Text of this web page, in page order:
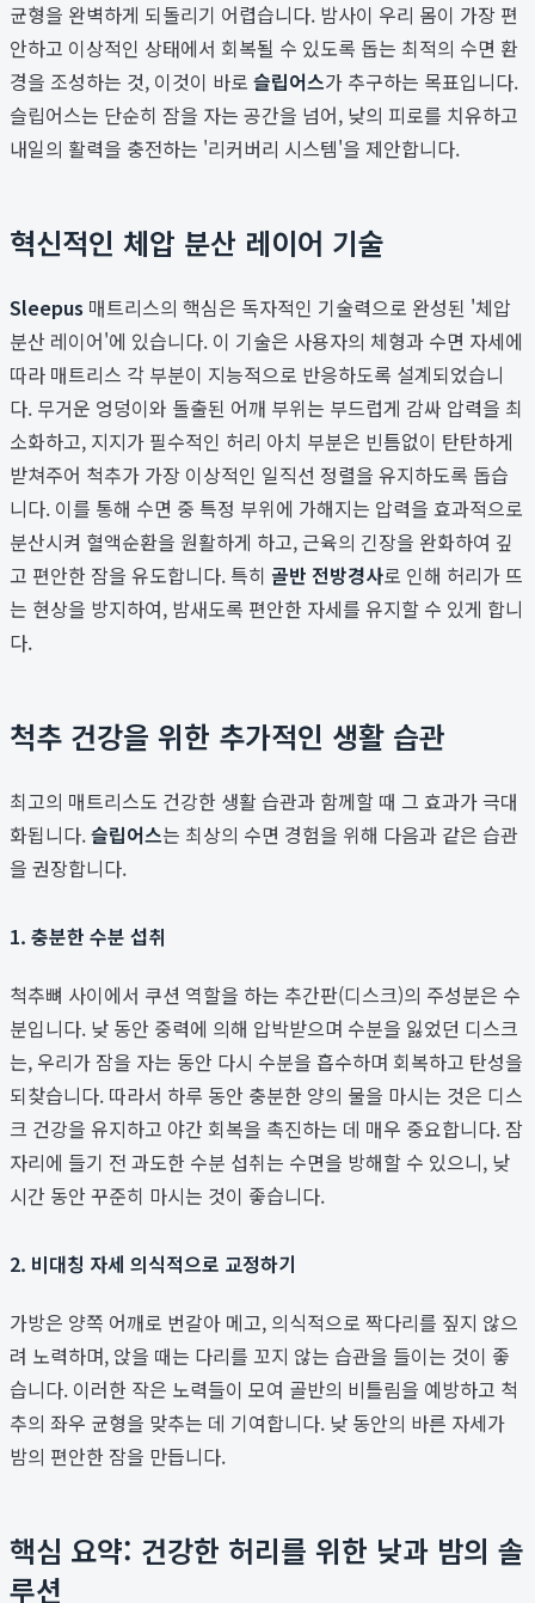
균형을 완벽하게 되돌리기 어렵습니다. 밤사이 우리 몸이 가장 편
안하고 이상적인 상태에서 회복될 수 있도록 돕는 최적의 수면 환
경을 조성하는 것, 이것이 바로 슬립어스가 추구하는 목표입니다.
슬립어스는 단순히 잠을 자는 공간을 넘어, 낮의 피로를 치유하고
내일의 활력을 충전하는 '리커버리 시스템'을 제안합니다.
혁신적인 체압 분산 레이어 기술
Sleepus 매트리스의 핵심은 독자적인 기술력으로 완성된 '체압
분산 레이어'에 있습니다. 이 기술은 사용자의 체형과 수면 자세에
따라 매트리스 각 부분이 지능적으로 반응하도록 설계되었습니
다. 무거운 엉덩이와 돌출된 어깨 부위는 부드럽게 감싸 압력을 최
소화하고, 지지가 필수적인 허리 아치 부분은 빈틈없이 탄탄하게
받쳐주어 척추가 가장 이상적인 일직선 정렬을 유지하도록 돕습
니다. 이를 통해 수면 중 특정 부위에 가해지는 압력을 효과적으로
분산시켜 혈액순환을 원활하게 하고, 근육의 긴장을 완화하여 깊
고 편안한 잠을 유도합니다. 특히 골반 전방경사로 인해 허리가 뜨
는 현상을 방지하여, 밤새도록 편안한 자세를 유지할 수 있게 합니
다.
척추 건강을 위한 추가적인 생활 습관
최고의 매트리스도 건강한 생활 습관과 함께할 때 그 효과가 극대
화됩니다.슬립어스는 최상의 수면 경험을 위해 다음과 같은 습관
을 권장합니다.
1. 충분한 수분 섭취
척추뼈 사이에서 쿠션 역할을 하는 추간판(디스크)의 주성분은 수
분입니다. 낮 동안 중력에 의해 압박받으며 수분을 잃었던 디스크
는, 우리가 잠을 자는 동안 다시 수분을 흡수하며 회복하고 탄성을
되찾습니다. 따라서 하루 동안 충분한 양의 물을 마시는 것은 디스
크 건강을 유지하고 야간 회복을 촉진하는 데 매우 중요합니다. 잠
자리에 들기 전 과도한 수분 섭취는 수면을 방해할 수 있으니, 낮
시간 동안 꾸준히 마시는 것이 좋습니다.
2. 비대칭 자세 의식적으로 교정하기
가방은 양쪽 어깨로 번갈아 메고, 의식적으로 짝다리를 짚지 않으
려 노력하며, 앉을 때는 다리를 꼬지 않는 습관을 들이는 것이 좋
습니다. 이러한 작은 노력들이 모여 골반의 비틀림을 예방하고 척
추의 좌우 균형을 맞추는 데 기여합니다. 낮 동안의 바른 자세가
밤의 편안한 잠을 만듭니다.
핵심 요약: 건강한 허리를 위한 낮과 밤의 솔
루션